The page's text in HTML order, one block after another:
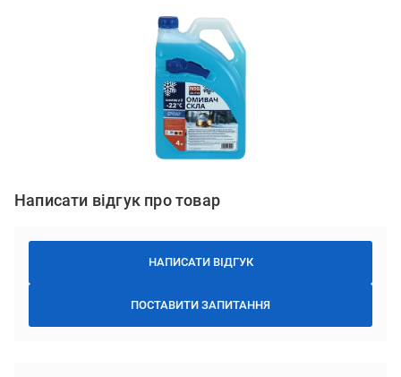
Написати відгук про товар
НАПИСАТИ ВІДГУК
ПОСТАВИТИ ЗАПИТАННЯ